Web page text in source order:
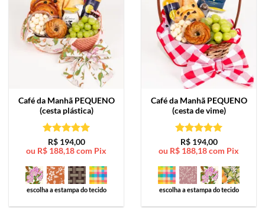
Café da Manhã PEQUENO
(cesta plástica)
Avaliação5
de 5
R$194,00
ou R$ 188,18com Pix
escolha a estampa do tecido
Café da Manhã PEQUENO
(cesta de vime)
Avaliação5
de 5
R$194,00
ou R$ 188,18com Pix
escolha a estampa do tecido